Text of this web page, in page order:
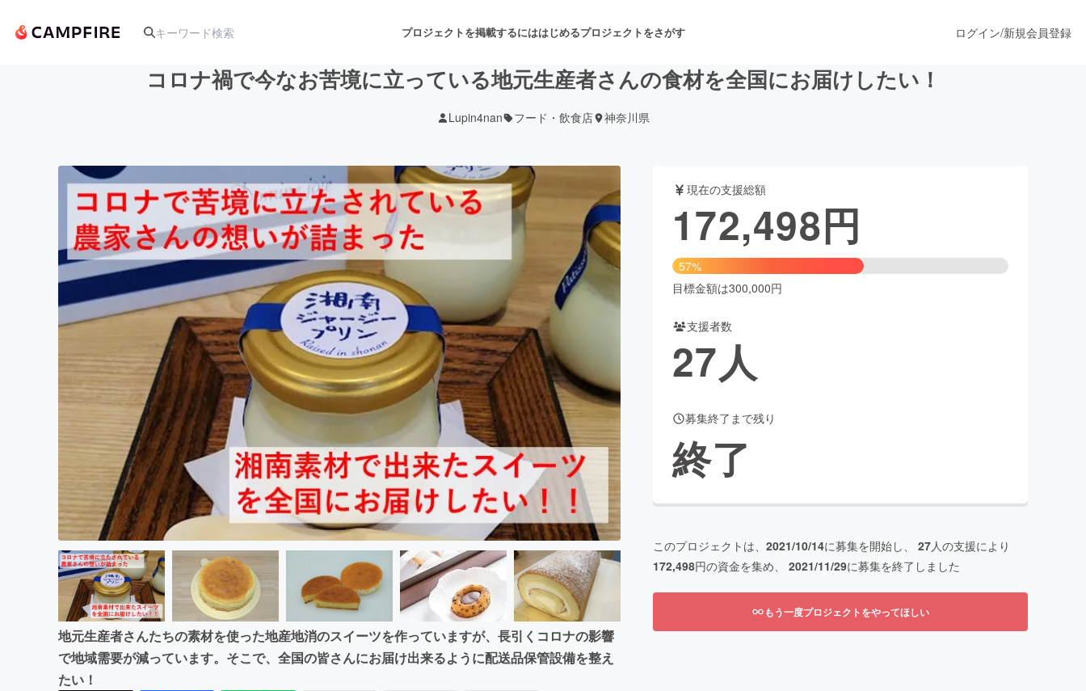
プロジェクトを掲載するにははじめるプロジェクトをさがす
アート・写真 音楽 舞台・パフォーマンス
テクノロジー・ガジェット ゲーム・サービス開発 フード・飲食店 ファッション
映像・映画 書籍・雑誌出版 アニメ・漫画
ビジネス・起業 チャレンジ ビューティー・ヘルスケア
まちづくり・地域活性化
CAMPFIRE for Social GoodCAMPFIRE Creation
CAMPFIREふるさと納税machi-yaコミュニティ
ログイン/新規会員登録
コロナ禍で今なお苦境に立っている地元生産者さんの食材を全国にお届けしたい！
Lupin4nan フード・飲食店 神奈川県
地元生産者さんたちの素材を使った地産地消のスイーツを作っていますが、長引くコロナの影響
で地域需要が減っています。そこで、全国の皆さんにお届け出来るように配送品保管設備を整え
たい！
現在の支援総額
172,498円
57%
目標金額は300,000円
支援者数
27人
募集終了まで残り
終了
このプロジェクトは、 2021/10/14に募集を開始し、 27人の支援により
172,498円の資金を集め、 2021/11/29に募集を終了しました
もう一度プロジェクトをやってほしい